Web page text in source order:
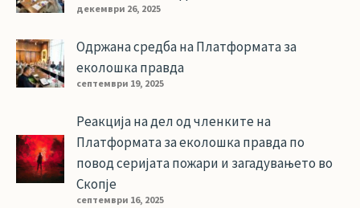
декември 26, 2025
Одржана средба на Платформата за
еколошка правда
септември 19, 2025
Реакција на дел од членките на
Платформата за еколошка правда по
повод серијата пожари и загадувањето во
Скопје
септември 16, 2025